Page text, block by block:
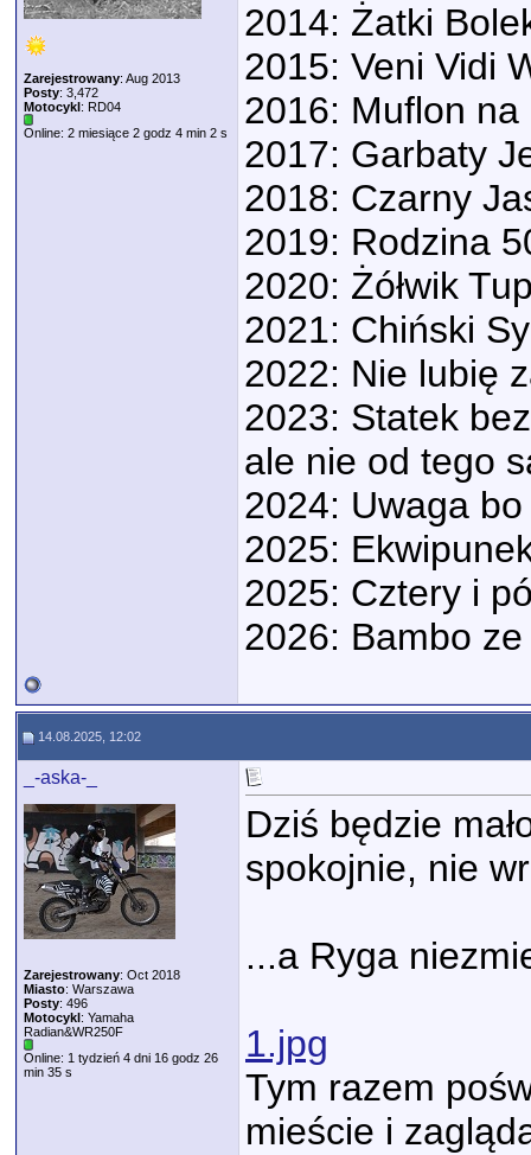
Zarejestrowany: Aug 2013
Posty: 3,472
Motocykl: RD04
Online: 2 miesiące 2 godz 4 min 2 s
2014: Żatki
2015: Veni Vidi
2016: Muflon
2017: Garbaty
2018: Czarny
2019: Rodzina
2020: Żółwik
2021: Chiński
2022: Nie lubię
2023: Statek
ale nie od tego
2024: Uwaga
2025:
2025: Cztery i
2026: Bambo
14.08.2025, 12:02
_-aska-_
Zarejestrowany: Oct 2018
Miasto: Warszawa
Posty: 496
Motocykl: Yamaha
Radian&WR250F
Online: 1 tydzień 4 dni 16 godz 26
min 35 s
Dziś będzie
spokojnie, nie
...a Ryga
1.jpg
Tym razem
mieście i